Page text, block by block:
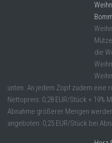
die
unten. An jedem Zopf zudem eine
Nettopreis: 0,28 EUR/Stück + 19%
Abnahme größerer Mengen
angeboten: 0,25 EUR/Stück bei